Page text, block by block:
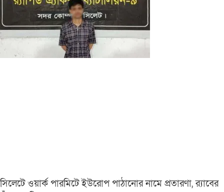
সিলেটে ওয়ার্ক পারমিটে ইউরোপ পাঠানোর নামে প্রতারণা, র‌্যাবের